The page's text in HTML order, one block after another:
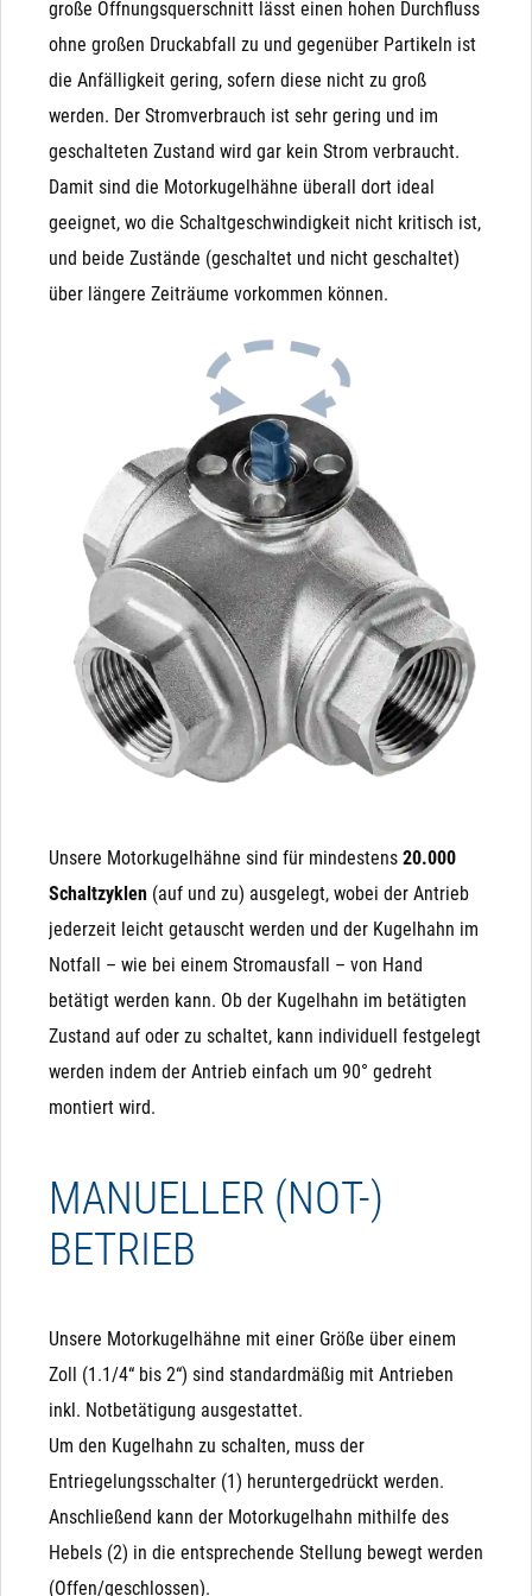
nach dem Befüllen eines Behälters), drückt dieser das
Magnetventil wieder auf. Der Kugelhahn hingegen ist
nach Betätigung in beiden Richtungen dicht.
Unterdruck: Bei Unterdruck (Saugen auf der
Ausgangsseite) wird die Funktion schwer vorhersagbar.
Besonders bei NO-Magnetventilen kann es durchaus
passieren, dass ein Unterdruck auf der Ausgangsseite
die Membrane nach unten zieht und das Ventil
Manuelle (Not)Betätigung: Das Magnetventil wird
ausschließlich durch Magnetkraft geschlossen und
geöffnet (bzw. durch die Feder, die der Magnetkraft
entgegen wirkt). Das bedeutet, dass ein Magnetventil
von Hand (bei Stromausfall) nicht betätigt werden
kann! Auch ist es nicht möglich, ein NC (stromlos
geschlossenes) Magnetventil auf ein NO (stromlos
offenes) Magnetventil umzubauen, da die integrierte
Feder in eine andere Richtung wirkt.
Pro Kugelhahn
10 Sekunden pro Schaltvorgang
Großer Durchfluss: Es steht die komplette Bohrung zur
3-Wege Variante verfügbar: Für Umschaltvorgänge
Unsere Variante mit Kondensator ist ideal geeignet für
Einsatzzwecke, in denen der Kugelhahn bei Stromausfall
zurückfahren muss. Der Antrieb verfügt nur über 2 Adern
("+" bzw. "L" und "-" bzw. "N") und wird mit einem Schalter
sehr einfach angesteuert. Wenn Strom anliegt, fährt der
Kugelhahn die 90° bis zum Endanschlag und der
Kondensator wird parallel aufgeladen. Wenn der Strom
abgeschalten wird (oder ausfällt), fährt der Antrieb mit
der Energie des geladenen Kondensators (ähnlich einer
Batterie) von Alleine zurück.
Analogansteuerung
50% geöffnet) zu fahren. Dazu verfügt sie je nach Typ
über 4-5 Adern, von denen 2 Adern mit "+" bzw. "L" und "-
" bzw. "N" den Antrieb permanent mit Strom versorgen.
Eine weitere Ader ist als Eingang mit 0 (2) bis 10 V
gedacht und je nach Typ eine zusätzliche für 4 bis 20
mA. Je nach anliegender Spannung / Strom fährt dieser
Antrieb in die entsprechende Prozentuale
große Öffnungsquerschnitt lässt einen hohen Durchfluss
ohne großen Druckabfall zu und gegenüber Partikeln ist
die Anfälligkeit gering, sofern diese nicht zu groß
werden. Der Stromverbrauch ist sehr gering und im
geschalteten Zustand wird gar kein Strom verbraucht.
Damit sind die Motorkugelhähne überall dort ideal
geeignet, wo die Schaltgeschwindigkeit nicht kritisch ist,
und beide Zustände (geschaltet und nicht geschaltet)
über längere Zeiträume vorkommen können.
Unsere Motorkugelhähne sind für mindestens 20.000
Schaltzyklen (auf und zu) ausgelegt, wobei der Antrieb
jederzeit leicht getauscht werden und der Kugelhahn im
Notfall – wie bei einem Stromausfall – von Hand
betätigt werden kann. Ob der Kugelhahn im betätigten
Zustand auf oder zu schaltet, kann individuell festgelegt
werden indem der Antrieb einfach um 90° gedreht
montiert wird.
MANUELLER (NOT-)
BETRIEB
Unsere Motorkugelhähne mit einer Größe über einem
Zoll (1.1/4“ bis 2“) sind standardmäßig mit Antrieben
inkl. Notbetätigung ausgestattet.
Um den Kugelhahn zu schalten, muss der
Entriegelungsschalter (1) heruntergedrückt werden.
Anschließend kann der Motorkugelhahn mithilfe des
Hebels (2) in die entsprechende Stellung bewegt werden
(Offen/geschlossen).